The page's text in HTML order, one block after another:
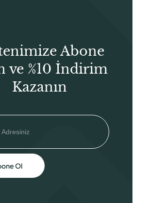
Abone
ve %10 İndirim
Kazanın
Ol